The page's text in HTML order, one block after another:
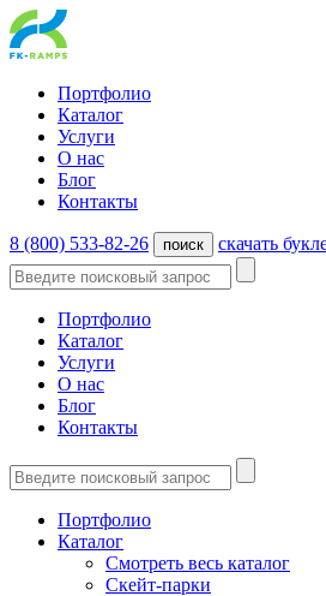
Портфолио
Каталог
Услуги
О нас
Блог
Контакты
8 (800) 533-82-26 поиск cкачать
Портфолио
Каталог
Услуги
О нас
Блог
Контакты
Портфолио
Каталог
Смотреть весь каталог
Скейт-парки